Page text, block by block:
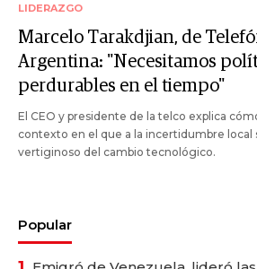
LIDERAZGO
Marcelo Tarakdjian, de
Argentina: "Necesitamos
perdurables en el tiempo"
El CEO y presidente de la telco explica
contexto en el que a la incertidumbre local
vertiginoso del cambio tecnológico.
Popular